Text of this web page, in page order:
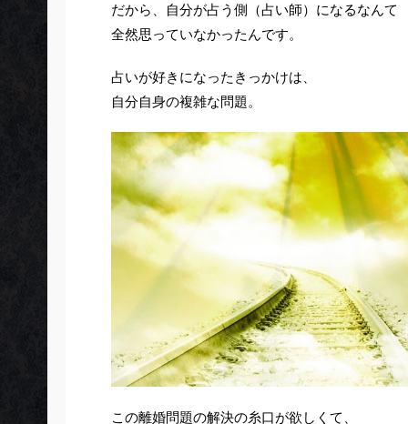
だから、自分が占う側（占い師）になるなんて
全然思っていなかったんです。
占いが好きになったきっかけは、
自分自身の複雑な問題。
この離婚問題の解決の糸口が欲しくて、